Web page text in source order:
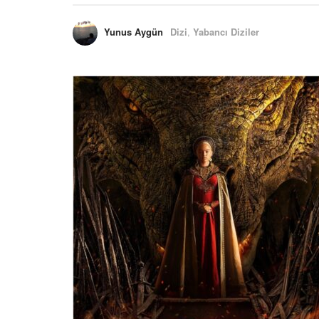
Yunus Aygün Dizi, Yabancı Diziler